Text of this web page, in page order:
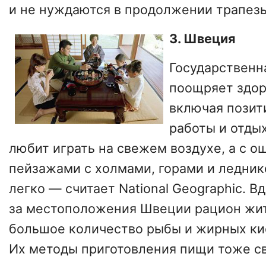
и не нуждаются в продолжении
3. Швеция
поощряет
включая
работы и
любит играть на свежем воздухе, а с
пейзажами с холмами, горами и
легко — считает National Geographic.
за местоположения Швеции рацион
большое количество рыбы и жирных
Их методы приготовления пищи тоже